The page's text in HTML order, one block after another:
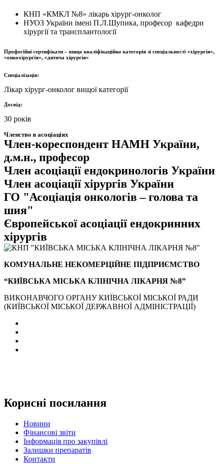
КНП «КМКЛ №8» лікарь хірург-онколог
НУОЗ України імені П.Л.Шупика, професор кафедри
хірургії та трансплантології
Професійні сертифікати – вища кваліфікаційна категорія зі спеціальності «хірургія»,
«онкохірургія», «дитяча хірургія»
Спеціалізація:
Лікар хірург-онколог вищої категорії
Досвід:
30 років
Членство в асоціаціях
Член-кореспондент НАМН України,
д.м.н., професор
Член асоціації ендокринологів України
Член асоціації хірургів України
ГО "Асоціація онкологів – голова та
шия"
Європейської асоціації ендокринних
хірургів
КОМУНАЛЬНЕ НЕКОМЕРЦІЙНЕ ПІДПРИЄМСТВО
“КИЇВСЬКА МІСЬКА КЛІНІЧНА ЛІКАРНЯ №8”
ВИКОНАВЧОГО ОРГАНУ КИЇВСЬКОЇ МІСЬКОЇ РАДИ
(КИЇВСЬКОЇ МІСЬКОЇ ДЕРЖАВНОЇ АДМІНІСТРАЦІЇ)
Корисні посилання
Новини
Фінансові звіти
Інформація про закупівлі
Залишки препаратів
Контакти